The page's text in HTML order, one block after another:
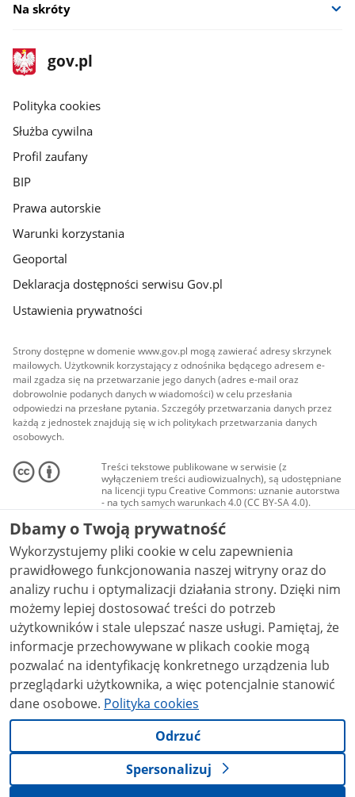
Na skróty
stopka
gov.pl
Strona
gov.pl
gov.pl
Polityka cookies
Służba cywilna
Profil zaufany
BIP
Prawa autorskie
Warunki korzystania
Geoportal
Deklaracja dostępności serwisu Gov.pl
Ustawienia prywatności
Strony dostępne w domenie www.gov.pl mogą zawierać adresy skrzynek
mailowych. Użytkownik korzystający z odnośnika będącego adresem e-
mail zgadza się na przetwarzanie jego danych (adres e-mail oraz
dobrowolnie podanych danych w wiadomości) w celu przesłania
odpowiedzi na przesłane pytania. Szczegóły przetwarzania danych przez
każdą z jednostek znajdują się w ich politykach przetwarzania danych
osobowych.
Treści tekstowe publikowane w serwisie (z
wyłączeniem treści audiowizualnych), są udostępniane
na licencji typu Creative Commons: uznanie autorstwa
- na tych samych warunkach 4.0 (CC BY-SA 4.0).
Materiały audiowizualne, w tym zdjęcia, materiały
audio i wideo, są udostępniane na licencji typu
Creative Commons: uznanie autorstwa użycie
niekomercyjne - bez utworów zależnych 4.0 (CC BY-
NC-ND 4.0), o ile nie jest to stwierdzone inaczej.
Dbamy o Twoją prywatność
Wykorzystujemy pliki cookie w celu zapewnienia
prawidłowego funkcjonowania naszej witryny oraz do
analizy ruchu i optymalizacji działania strony. Dzięki nim
możemy lepiej dostosować treści do potrzeb
użytkowników i stale ulepszać nasze usługi. Pamiętaj, że
informacje przechowywane w plikach cookie mogą
pozwalać na identyfikację konkretnego urządzenia lub
przeglądarki użytkownika, a więc potencjalnie stanowić
dane osobowe. Polityka cookies
Odrzuć
Spersonalizuj